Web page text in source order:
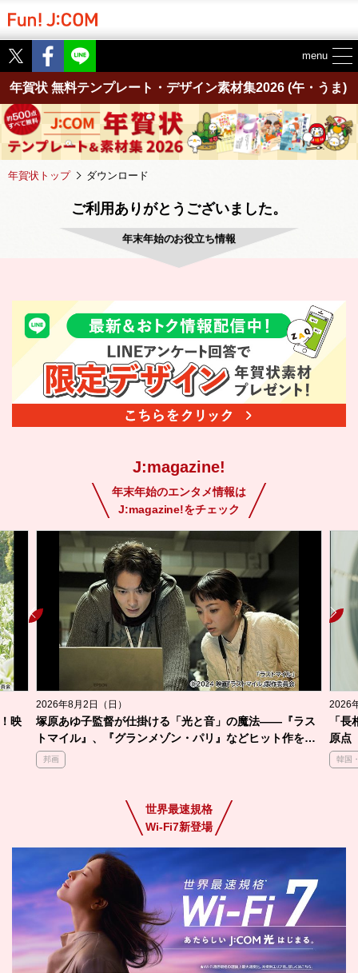
Twitter Facebook
menu
年賀状 無料テンプレート・デザイン素材集2026 (午・うま)
年賀状トップ ダウンロード
ご利用ありがとうございました。
年末年始のお役立ち情報
J:magazine!
年末年始のエンタメ情報は
J:magazine!をチェック
映
2026年8月2日（日）
塚原あゆ子監督が仕掛ける「光と音」の魔法――『ラス
トマイル』、『グランメゾン・パリ』などヒット作を生
み続ける「神演出」を徹底解剖
邦画
2026
「
原点
韓国
世界最速規格
Wi-Fi7新登場